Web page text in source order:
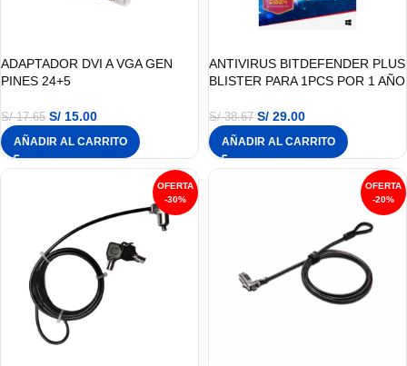
ADAPTADOR DVI A VGA GEN
PINES 24+5
S/17.65 S/ 15.00
AÑADIR AL CARRITO
ANTIVIRUS BITDEFENDER PLUS
BLISTER PARA 1PCS POR 1 AÑO
S/38.67 S/ 29.00
AÑADIR AL CARRITO
-30% -20%